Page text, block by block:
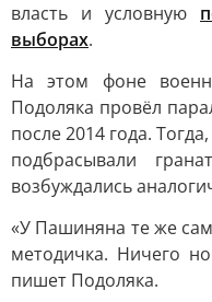
власть и условную
выборах.
На этом фоне
Подоляка провёл
после 2014 года.
подбрасывали
возбуждались
«У Пашиняна те же
методичка. Ничего
пишет Подоляка.